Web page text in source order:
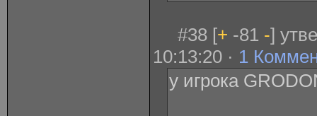
#38 [+ -81 -]
10:13:20 · 1
у игрока